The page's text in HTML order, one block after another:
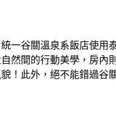
一谷關溫泉系飯店使用
然間的行動美學，房內
！此外，絕不能錯過谷